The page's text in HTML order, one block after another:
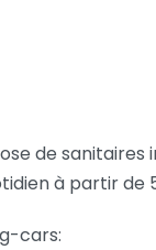
de sanitaires
à partir de
cars: